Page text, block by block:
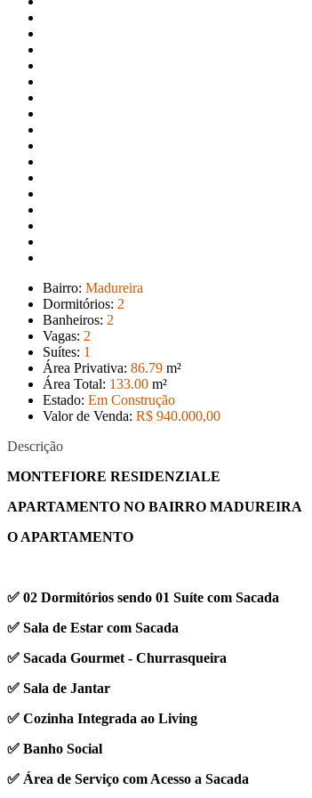
Bairro: Madureira
Dormitórios: 2
Banheiros: 2
Vagas: 2
Suítes: 1
Área Privativa: 86.79 m²
Área Total: 133.00 m²
Estado: Em Construção
Valor de Venda: R$ 940.000,00
Descrição
MONTEFIORE RESIDENZIALE
APARTAMENTO NO BAIRRO MADUREIRA
O APARTAMENTO
✅ 02 Dormitórios sendo 01 Suíte com Sacada
✅ Sala de Estar com Sacada
✅ Sacada Gourmet - Churrasqueira
✅ Sala de Jantar
✅ Cozinha Integrada ao Living
✅ Banho Social
✅ Área de Serviço com Acesso a Sacada